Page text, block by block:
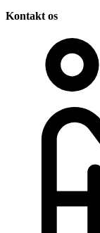
Kontakt os